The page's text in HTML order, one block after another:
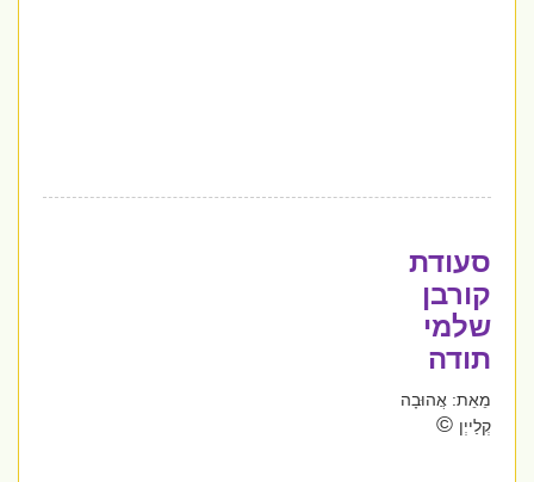
סעודת
קורבן
שלמי
תודה
מֵאֵת: אֲהוּבָה
קְלַייְן©